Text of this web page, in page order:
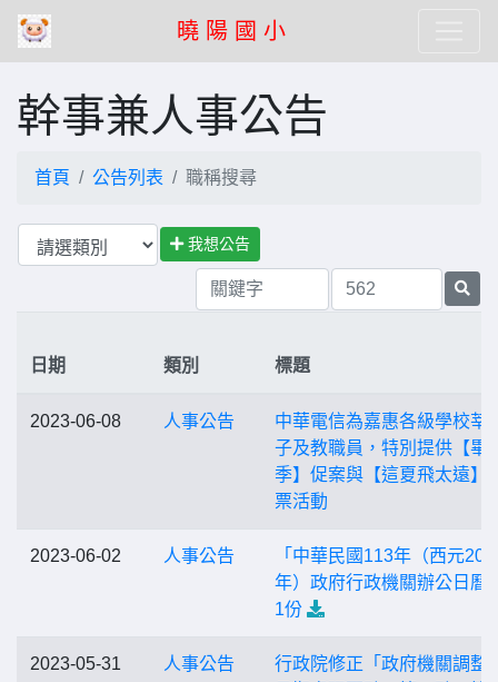
曉 陽 國 小
幹事兼人事公告
首頁 公告列表 職稱搜尋
我想公告
日期 類別 標題
2023-06-08 人事公告
中華電信為嘉惠各級學校莘
子及教職員，特別提供【畢
季】促案與【這夏飛太遠】
票活動
2023-06-02 人事公告
「中華民國113年（西元
年）政府行政機關辦公日曆
1份
2023-05-31 人事公告
行政院修正「政府機關調整